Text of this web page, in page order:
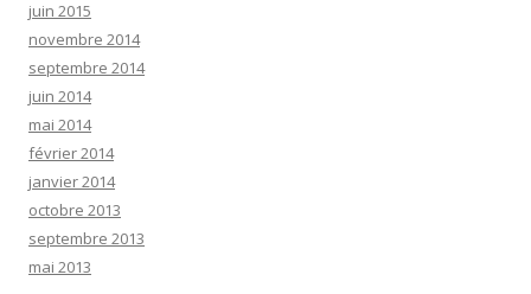
juin 2015
novembre 2014
septembre 2014
juin 2014
mai 2014
février 2014
janvier 2014
octobre 2013
septembre 2013
mai 2013